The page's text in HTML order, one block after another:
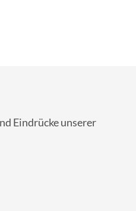
Eindrücke unserer